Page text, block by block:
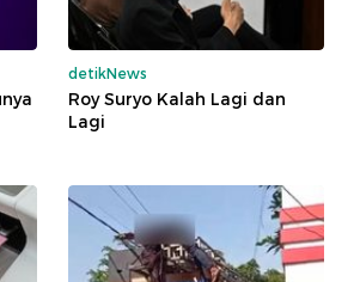
detikNews
Roy Suryo Kalah Lagi dan
Lagi